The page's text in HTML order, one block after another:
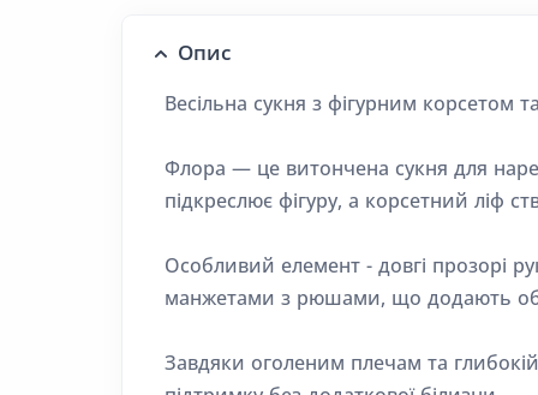
Опис
Весільна сукня з фігурним
Флора — це витончена сукня для
підкреслює фігуру, а корсетний ліф
Особливий елемент - довгі прозорі
манжетами з рюшами, що додають
Завдяки оголеним плечам та